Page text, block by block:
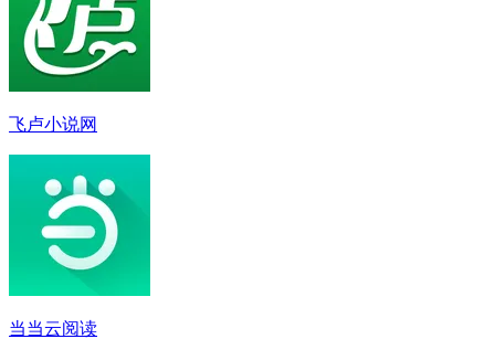
飞卢小说网
当当云阅读